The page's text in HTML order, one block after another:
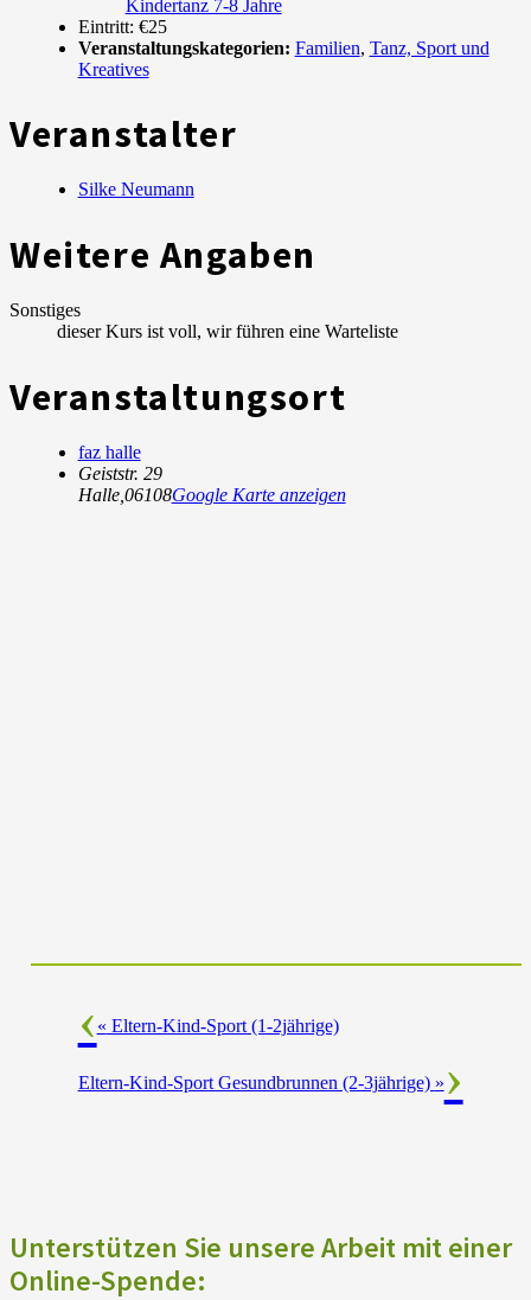
Kindertanz 7-8 Jahre
Eintritt: €25
Veranstaltungskategorien: Familien, Tanz, Sport und
Kreatives
Veranstalter
Silke Neumann
Weitere Angaben
Sonstiges
dieser Kurs ist voll, wir führen eine Warteliste
Veranstaltungsort
faz halle
Geiststr. 29
Halle, 06108Google Karte anzeigen
« Eltern-Kind-Sport (1-2jährige)
Eltern-Kind-Sport Gesundbrunnen (2-3jährige) »
Unterstützen Sie unsere Arbeit mit einer
Online-Spende: